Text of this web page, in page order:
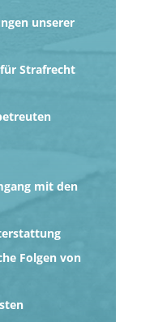
unserer
Strafrecht
mit den
Folgen von